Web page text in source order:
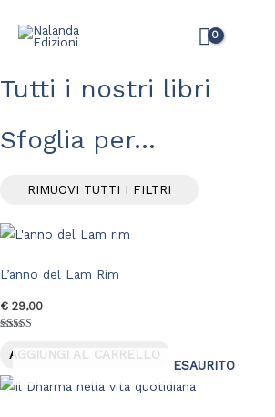
Tutti i nostri libri
Sfoglia per...
RIMUOVI TUTTI I FILTRI
L’anno del Lam Rim
€ 29,00
5.00
su 5
AGGIUNGI AL CARRELLO
ESAURITO